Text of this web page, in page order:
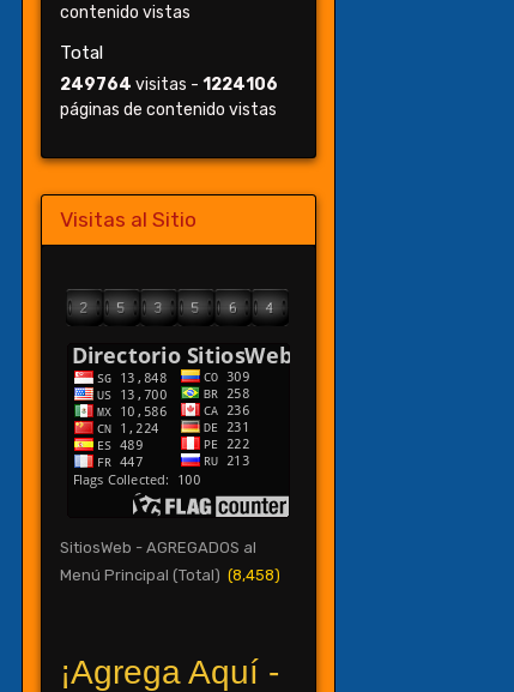
contenido vistas
Total
249764 visitas -1224106
páginas de contenido vistas
Visitas al Sitio
SitiosWeb - AGREGADOS al
Menú Principal (Total) (8,458)
¡Agrega Aquí -